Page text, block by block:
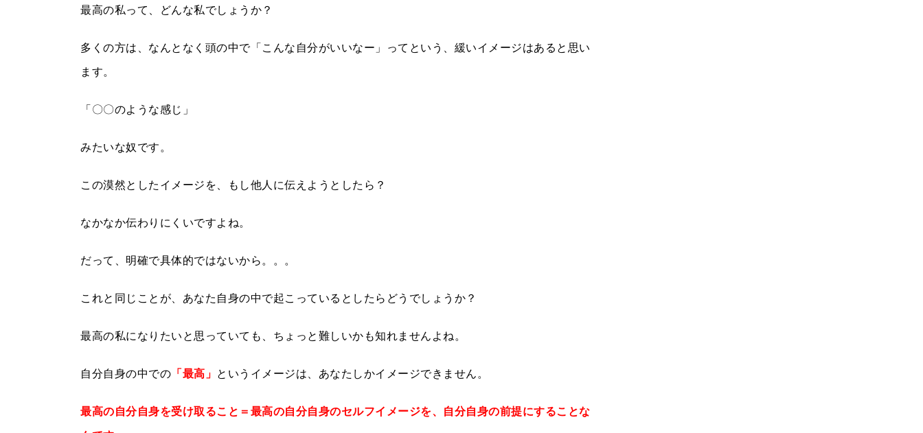
最高の私って、どんな私でしょうか？
多くの方は、なんとなく頭の中で「こんな自分がいいなー」ってという、緩いイメージはあると思い
ます。
「〇〇のような感じ」
みたいな奴です。
この漠然としたイメージを、もし他人に伝えようとしたら？
なかなか伝わりにくいですよね。
だって、明確で具体的ではないから。。。
これと同じことが、あなた自身の中で起こっているとしたらどうでしょうか？
最高の私になりたいと思っていても、ちょっと難しいかも知れませんよね。
自分自身の中での 「最高」 というイメージは、あなたしかイメージできません。
最高の自分自身を受け取ること＝最高の自分自身のセルフイメージを、自分自身の前提にすることな